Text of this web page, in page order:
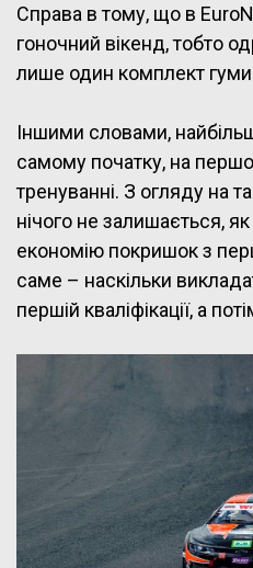
Справа в тому, що в
гоночний вікенд, тобто
лише один комплект
Іншими словами,
самому початку, на
тренуванні. З огляду на
нічого не залишається,
економію покришок з
саме – наскільки
першій кваліфікації, а